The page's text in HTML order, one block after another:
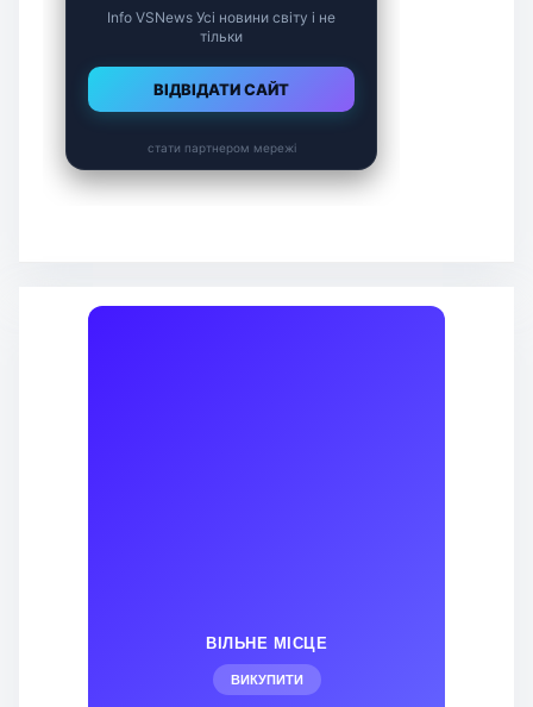
ВІЛЬНЕ МІСЦЕ
ВИКУПИТИ